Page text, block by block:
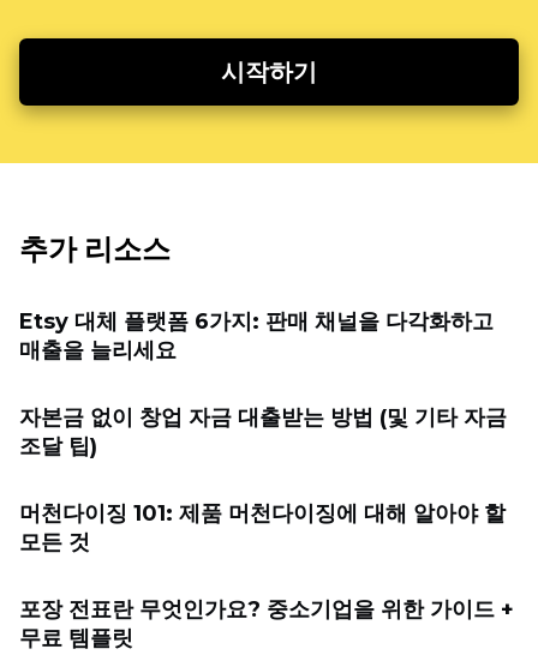
시작하기
추가 리소스
Etsy 대체 플랫폼 6가지: 판매 채널을 다각화하고
매출을 늘리세요
자본금 없이 창업 자금 대출받는 방법 (및 기타 자금
조달 팁)
머천다이징 101: 제품 머천다이징에 대해 알아야 할
모든 것
포장 전표란 무엇인가요? 중소기업을 위한 가이드 +
무료 템플릿